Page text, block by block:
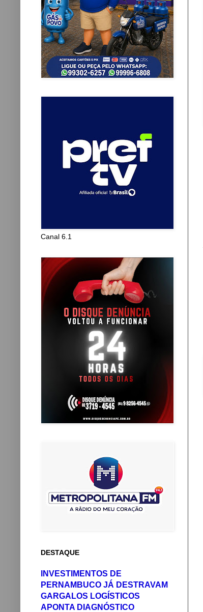
Canal 6.1
DESTAQUE
INVESTIMENTOS DE
PERNAMBUCO JÁ DESTRAVAM
GARGALOS LOGÍSTICOS
APONTA DIAGNÓSTICO